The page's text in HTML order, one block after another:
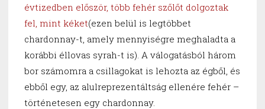
évtizedben először, több fehér szőlőt dolgoztak
fel, mint kéket(ezen belül is legtöbbet
chardonnay-t, amely mennyiségre meghaladta a
korábbi éllovas syrah-t is). A válogatásból három
bor számomra a csillagokat is lehozta az égből, és
ebből egy, az alulreprezentáltság ellenére fehér –
történetesen egy chardonnay.